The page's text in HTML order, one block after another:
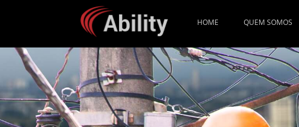
HOME QUEM SOMOS